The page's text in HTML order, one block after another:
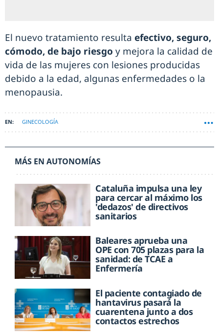
El nuevo tratamiento resulta efectivo, seguro,
cómodo, de bajo riesgo y mejora la calidad de
vida de las mujeres con lesiones producidas
debido a la edad, algunas enfermedades o la
menopausia.
GINECOLOGÍA
MÁS EN AUTONOMÍAS
Cataluña impulsa una ley
para cercar al máximo los
'dedazos' de directivos
sanitarios
Baleares aprueba una
OPE con 705 plazas para la
sanidad: de TCAE a
Enfermería
El paciente contagiado de
hantavirus pasará la
cuarentena junto a dos
contactos estrechos